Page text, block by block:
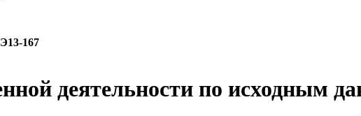
Э13-167
деятельности по исходным